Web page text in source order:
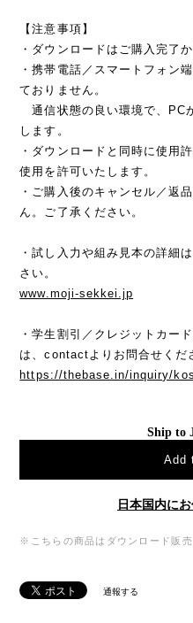
【注意事項】
・ダウンロードはご購入完了
・携帯電話／スマートフォン
ておりません。
通信状態の良い環境で、PC
します。
・ダウンロードと同時に使用
使用を許可いたします。
・ご購入後のキャンセル／返
ん。ご了承ください。
・試し入力や組み見本の詳細
さい。
www.moji-sekkei.jp
・学生割引／クレジットカー
は、contactよりお問合せくだ
https://thebase.in/inquiry/
Ship to
Add
日本国内に
※こちらの商品はダウンロード販
通報する